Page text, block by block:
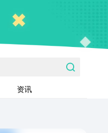
资讯